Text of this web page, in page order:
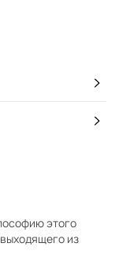
этого
из